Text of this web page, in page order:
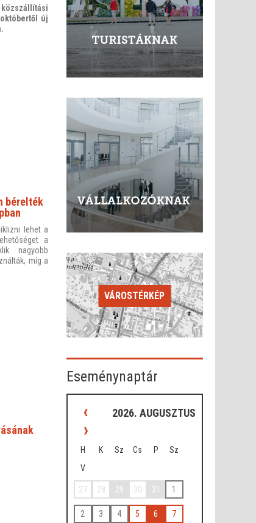
új
bérelték
lehet a
a
nagyobb
míg a
VÁROSTÉRKÉP
Eseménynaptár
‹ 2026. AUGUSZTUS
›
H K Sz Cs P
Sz
V
27 28 29 30 31 1
2 3 4 5 6 7